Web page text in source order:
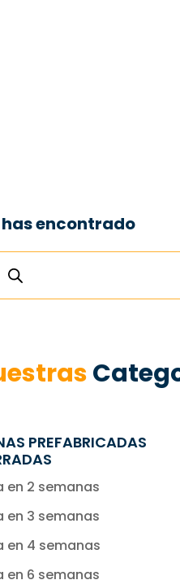
has encontrado
PREFABRICADAS
en 2 semanas
en 3 semanas
en 4 semanas
en 6 semanas